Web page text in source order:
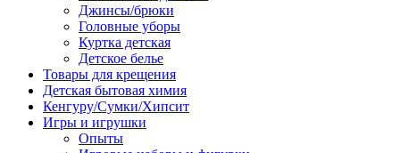
Джинсы/брюки
Головные уборы
Куртка детская
Детское белье
Товары для крещения
Детская бытовая химия
Кенгуру/Сумки/Хипсит
Игры и игрушки
Опыты